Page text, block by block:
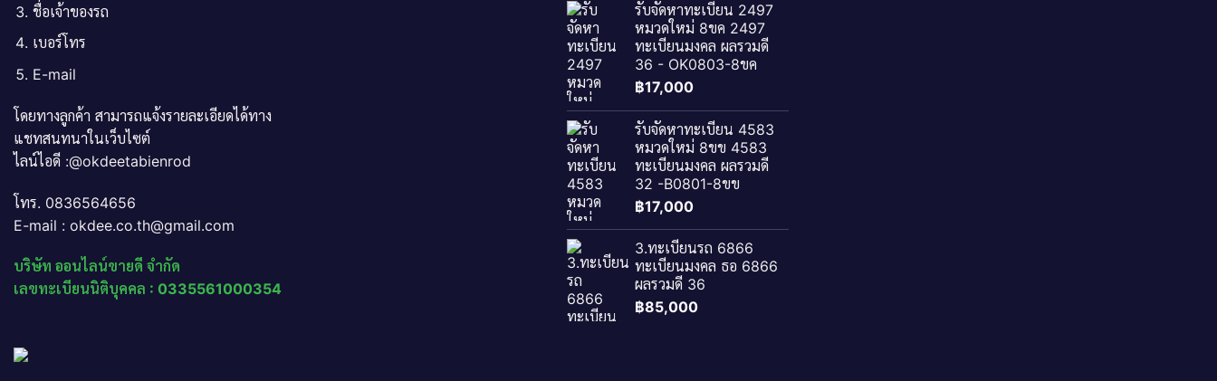
ชื่อเจ้าของรถ
เบอร์โทร
E-mail
โดยทางลูกค้า สามารถแจ้งรายละเอียดได้ทาง
แชทสนทนาในเว็บไซต์
ไลน์ไอดี :@okdeetabienrod
โทร. 0836564656
E-mail : okdee.co.th@gmail.com
บริษัท ออนไลน์ขายดี จำกัด
เลขทะเบียนนิติบุคคล : 0335561000354
รับจัดหาทะเบียน 2497
หมวดใหม่ 8ขค 2497
ทะเบียนมงคล ผลรวมดี
36 - OK0803-8ขค
฿17,000
รับจัดหาทะเบียน 4583
หมวดใหม่ 8ขข 4583
ทะเบียนมงคล ผลรวมดี
32 -B0801-8ขข
฿17,000
3.ทะเบียนรถ 6866
ทะเบียนมงคล ธอ 6866
ผลรวมดี 36
฿85,000